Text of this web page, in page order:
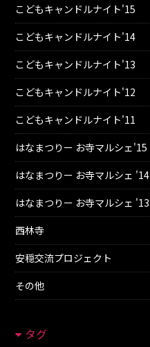
こどもキャンドルナイト'15
こどもキャンドルナイト'14
こどもキャンドルナイト'13
こどもキャンドルナイト'12
こどもキャンドルナイト'11
はなまつりー お寺マルシェ'15
はなまつりー お寺マルシェ '14
はなまつりー お寺マルシェ '13
西林寺
安穏交流プロジェクト
その他
タグ